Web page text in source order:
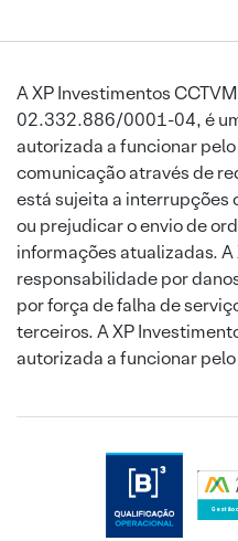
A XP Investimentos
02.332.886/0001-04, é
autorizada a funcionar
comunicação através de
está sujeita a interrupções
ou prejudicar o envio de
informações atualizadas.
responsabilidade por
por força de falha de
terceiros. A XP
autorizada a funcionar